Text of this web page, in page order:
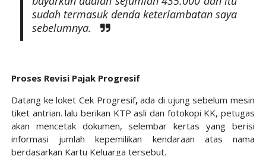
sudah termasuk denda keterlambatan saya
sebelumnya.
Proses Revisi Pajak Progresif
Datang ke loket Cek Progresif,ada di ujung sebelum mesin
tiket antrian. lalu berikan KTP asli dan fotokopi KK, petugas
akan mencetak dokumen, selembar kertas yang berisi
informasi jumlah kepemilikan kendaraan atas nama
berdasarkan Kartu Keluarga tersebut.